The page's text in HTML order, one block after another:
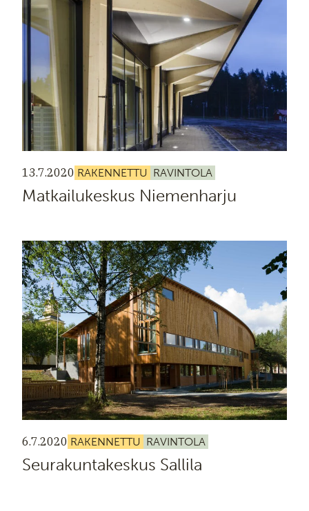
13.7.2020 RAKENNETTU RAVINTOLA
Matkailukeskus Niemenharju
6.7.2020 RAKENNETTU RAVINTOLA
Seurakuntakeskus Sallila